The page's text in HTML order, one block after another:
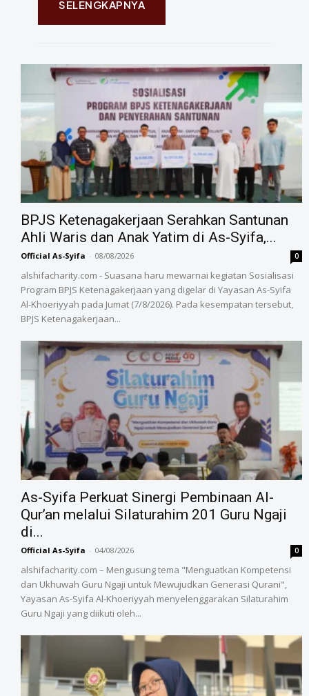
SELENGKAPNYA
BPJS Ketenagakerjaan Serahkan Santunan
Ahli Waris dan Anak Yatim di As-Syifa,...
Official As-Syifa - 08/08/2026 0
alshifacharity.com - Suasana haru mewarnai kegiatan Sosialisasi
Program BPJS Ketenagakerjaan yang digelar di Yayasan As-Syifa
Al-Khoeriyyah pada Jumat (7/8/2026). Pada kesempatan tersebut,
BPJS Ketenagakerjaan...
As-Syifa Perkuat Sinergi Pembinaan Al-
Qur’an melalui Silaturahim 201 Guru Ngaji
di...
Official As-Syifa - 04/08/2026 0
alshifacharity.com – Mengusung tema "Menguatkan Kompetensi
dan Ukhuwah Guru Ngaji untuk Mewujudkan Generasi Qurani",
Yayasan As-Syifa Al-Khoeriyyah menyelenggarakan Silaturahim
Guru Ngaji yang diikuti oleh...